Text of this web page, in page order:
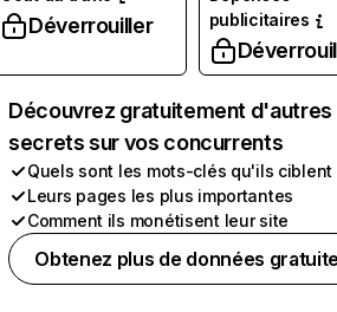
Déverrouiller
publicitaires
Découvrez gratuitement d'autres
secrets sur vos concurrents
Quels sont les mots-clés qu'ils ciblent
Leurs pages les plus importantes
Comment ils monétisent leur site
Obtenez plus de données